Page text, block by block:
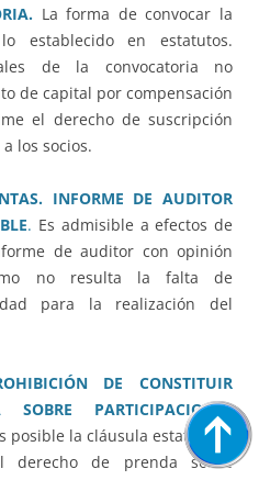
La forma de convocar la
establecido en estatutos.
de la convocatoria no
de capital por compensación
el derecho de suscripción
los socios.
INFORME DE AUDITOR
. Es admisible a efectos de
de auditor con opinión
no resulta la falta de
para la realización del
DE CONSTITUIR
PARTICIPACIONES
posible la cláusula estatutaria
derecho de prenda sobre